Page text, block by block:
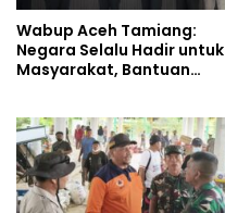
Wabup Aceh Tamiang:
Negara Selalu Hadir untuk
Masyarakat, Bantuan